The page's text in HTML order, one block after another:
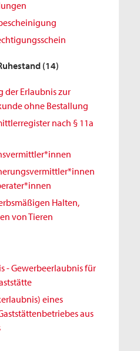
(14)
der Erlaubnis zur
ohne Bestallung
nach § 11a
Halten,
von Tieren
- Gewerbeerlaubnis für
eines
aus